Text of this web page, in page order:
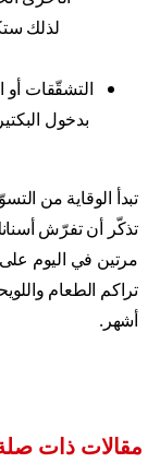
لذلك
التشقّقات
بدخول
تبدأ الوقاية من
تذكّر أن تفرّش
مرتين في اليوم
تراكم الطعام
أشهر.
مقالات ذات